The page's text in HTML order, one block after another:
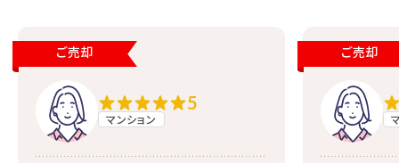
ご売却
5
マンション
ご売却